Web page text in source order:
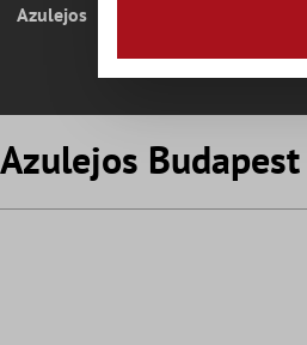
Azulejos